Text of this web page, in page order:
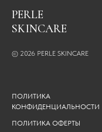
PERLE
SKINCARE
© 2026 PERLE SKINCARE
ПОЛИТИКА
КОНФИДЕНЦИАЛЬНОСТИ
ПОЛИТИКА ОФЕРТЫ